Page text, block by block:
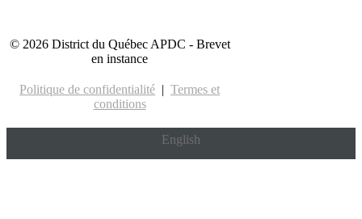
© 2026 District du Québec APDC - Brevet
en instance
Politique de confidentialité | Termes et
conditions
English